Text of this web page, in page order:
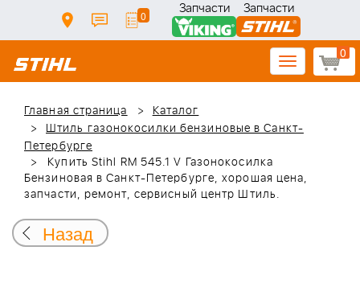
0 Запчасти Запчасти
0
Toggle
navigation
Главная страница
Каталог
Штиль газонокосилки бензиновые в Санкт-
Петербурге
Купить Stihl RM 545.1 V Газонокосилка
Бензиновая в Санкт-Петербурге, хорошая цена,
запчасти, ремонт, сервисный центр Штиль.
Назад